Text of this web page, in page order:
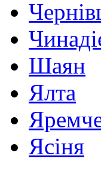
Шаян
Ялта
Ясіня